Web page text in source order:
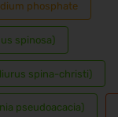
phosphate
spinosa)
spina-christi)
pseudoacacia)